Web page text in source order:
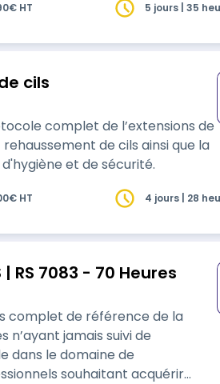
HT 5 jours | 35
cils
complet de l’extensions de
de cils ainsi que la
et de sécurité.
HT 4 jours | 28
| RS 7083 - 70 Heures
complet de référence de la
n’ayant jamais suivi de
dans le domaine de
souhaitant acquérir